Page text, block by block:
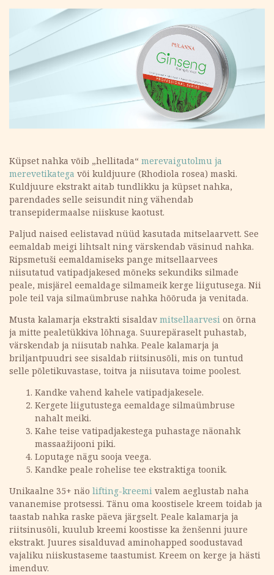
Küpset nahka võib „hellitada“ merevaigutolmu ja
merevetikatega või kuldjuure (Rhodiola rosea) maski.
Kuldjuure ekstrakt aitab tundlikku ja küpset nahka,
parendades selle seisundit ning vähendab
transepidermaalse niiskuse kaotust.
Paljud naised eelistavad nüüd kasutada mitselaarvett. See
eemaldab meigi lihtsalt ning värskendab väsinud nahka.
Ripsmetuši eemaldamiseks pange mitsellaarvees
niisutatud vatipadjakesed mõneks sekundiks silmade
peale, misjärel eemaldage silmameik kerge liigutusega. Nii
pole teil vaja silmaümbruse nahka hõõruda ja venitada.
Musta kalamarja ekstrakti sisaldav mitsellaarvesi on õrna
ja mitte pealetükkiva lõhnaga. Suurepäraselt puhastab,
värskendab ja niisutab nahka. Peale kalamarja ja
briljantpuudri see sisaldab riitsinusõli, mis on tuntud
selle põletikuvastase, toitva ja niisutava toime poolest.
Kandke vahend kahele vatipadjakesele.
Kergete liigutustega eemaldage silmaümbruse
nahalt meiki.
Kahe teise vatipadjakestega puhastage näonahk
massaažijooni piki.
Loputage nägu sooja veega.
Kandke peale rohelise tee ekstraktiga toonik.
Unikaalne 35+ näo lifting-kreemi valem aeglustab naha
vananemise protsessi. Tänu oma koostisele kreem toidab ja
taastab nahka raske päeva järgselt. Peale kalamarja ja
riitsinusõli, kuulub kreemi koostisse ka ženšenni juure
ekstrakt. Juures sisalduvad aminohapped soodustavad
vajaliku niiskustaseme taastumist. Kreem on kerge ja hästi
imenduv.